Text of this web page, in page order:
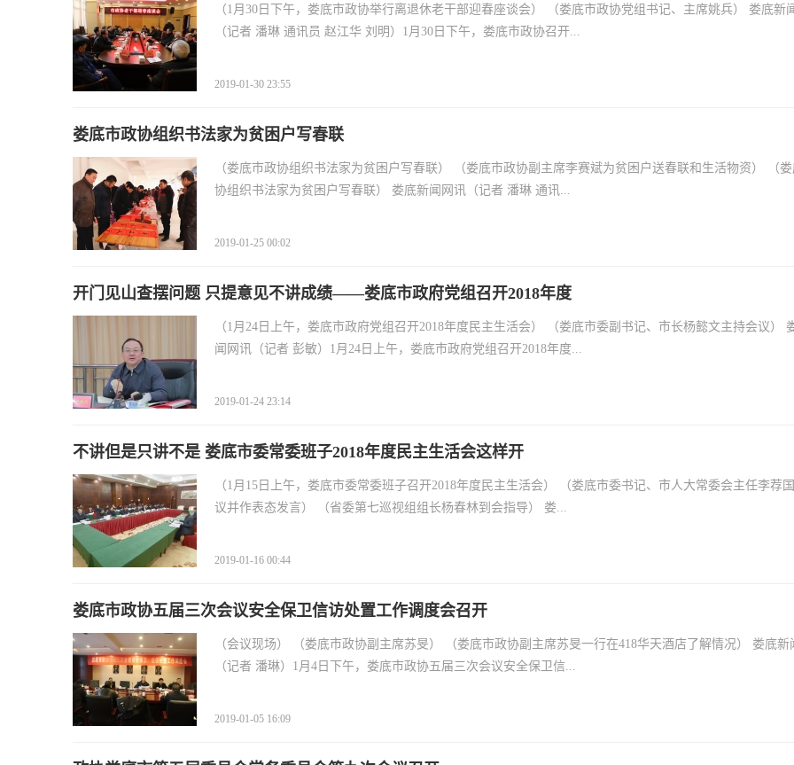
（1月30日下午，娄底市政协举行离退休老干部迎春座谈会） （娄底市政协党组书记、主席姚兵） 娄底新
（记者 潘琳 通讯员 赵江华 刘明）1月30日下午，娄底市政协召开...
2019-01-30 23:55
娄底市政协组织书法家为贫困户写春联
（娄底市政协组织书法家为贫困户写春联） （娄底市政协副主席李赛斌为贫困户送春联和生活物资） （
协组织书法家为贫困户写春联） 娄底新闻网讯（记者 潘琳 通讯...
2019-01-25 00:02
开门见山查摆问题 只提意见不讲成绩——娄底市政府党组召开2018年度
（1月24日上午，娄底市政府党组召开2018年度民主生活会） （娄底市委副书记、市长杨懿文主持会议）
闻网讯（记者 彭敏）1月24日上午，娄底市政府党组召开2018年度...
2019-01-24 23:14
不讲但是只讲不是 娄底市委常委班子2018年度民主生活会这样开
（1月15日上午，娄底市委常委班子召开2018年度民主生活会） （娄底市委书记、市人大常委会主任李荐
议并作表态发言） （省委第七巡视组组长杨春林到会指导） 娄...
2019-01-16 00:44
娄底市政协五届三次会议安全保卫信访处置工作调度会召开
（会议现场） （娄底市政协副主席苏旻） （娄底市政协副主席苏旻一行在418华天酒店了解情况） 娄底新
（记者 潘琳）1月4日下午，娄底市政协五届三次会议安全保卫信...
2019-01-05 16:09